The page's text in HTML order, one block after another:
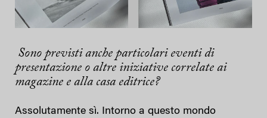
Sono previsti anche particolari eventi di
presentazione o altre iniziative correlate ai
magazine e alla casa editrice?
Assolutamente sì. Intorno a questo mondo